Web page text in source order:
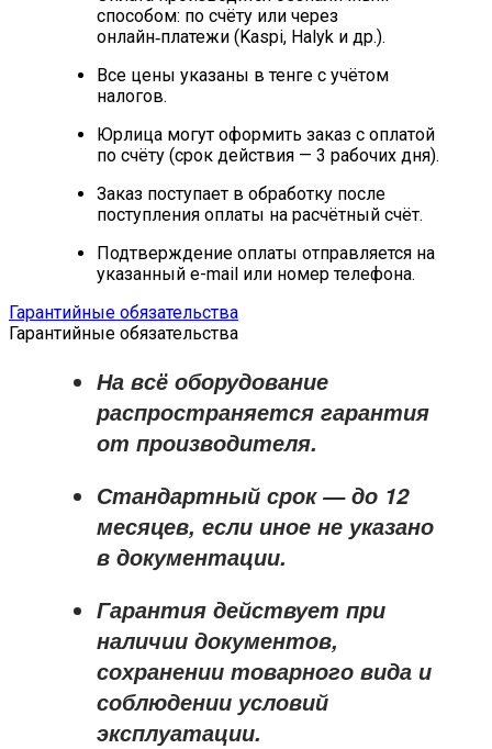
способом: по счёту или через
онлайн‑платежи (Kaspi, Halyk и др.).
Все цены указаны в тенге с учётом
налогов.
Юрлица могут оформить заказ с оплатой
по счёту (срок действия — 3 рабочих дня).
Заказ поступает в обработку после
поступления оплаты на расчётный счёт.
Подтверждение оплаты отправляется на
указанный e-mail или номер телефона.
Гарантийные обязательства
Гарантийные обязательства
На всё оборудование
распространяется гарантия
от производителя.
Стандартный срок — до 12
месяцев, если иное не указано
в документации.
Гарантия действует при
наличии документов,
сохранении товарного вида и
соблюдении условий
эксплуатации.